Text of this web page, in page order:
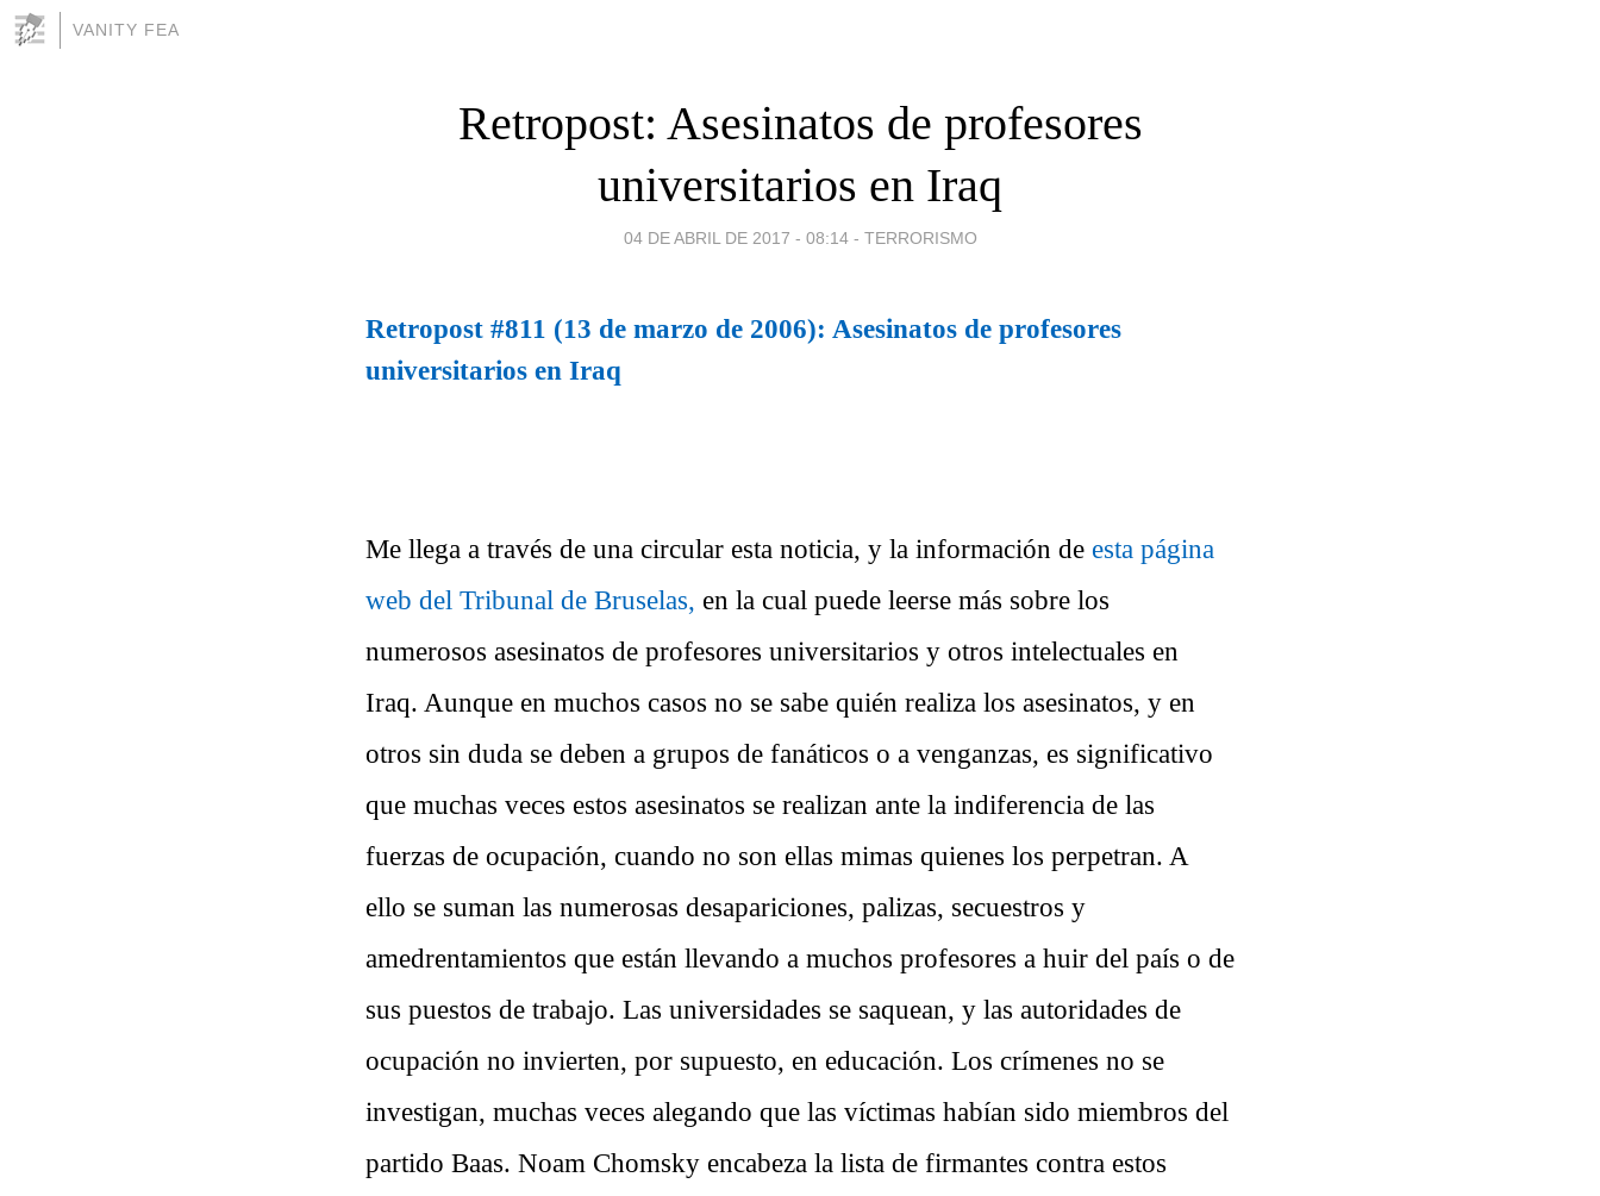
VANITY FEA
Retropost: Asesinatos de profesores
universitarios en Iraq
04 DE ABRIL DE 2017 - 08:14 - TERRORISMO
Retropost #811 (13 de marzo de 2006): Asesinatos de profesores
universitarios en Iraq
Me llega a través de una circular esta noticia, y la información de esta página
web del Tribunal de Bruselas, en la cual puede leerse más sobre los
numerosos asesinatos de profesores universitarios y otros intelectuales en
Iraq. Aunque en muchos casos no se sabe quién realiza los asesinatos, y en
otros sin duda se deben a grupos de fanáticos o a venganzas, es significativo
que muchas veces estos asesinatos se realizan ante la indiferencia de las
fuerzas de ocupación, cuando no son ellas mimas quienes los perpetran. A
ello se suman las numerosas desapariciones, palizas, secuestros y
amedrentamientos que están llevando a muchos profesores a huir del país o de
sus puestos de trabajo. Las universidades se saquean, y las autoridades de
ocupación no invierten, por supuesto, en educación. Los crímenes no se
investigan, muchas veces alegando que las víctimas habían sido miembros del
partido Baas. Noam Chomsky encabeza la lista de firmantes contra estos